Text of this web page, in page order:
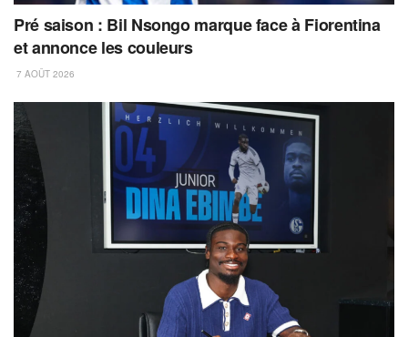
Pré saison : Bil Nsongo marque face à Fiorentina
et annonce les couleurs
7 AOÛT 2026